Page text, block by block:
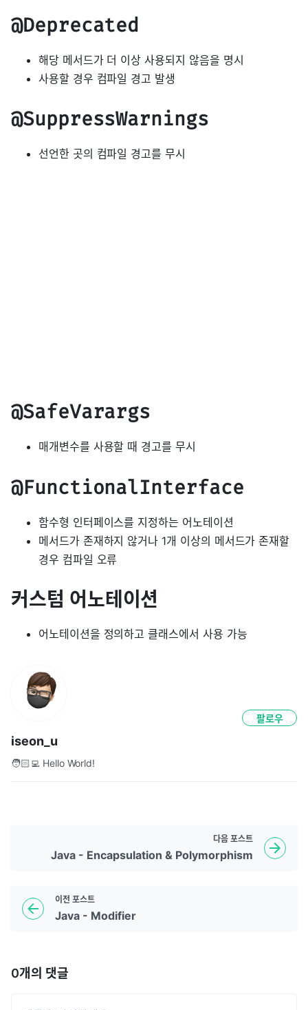
@Deprecated
해당 메서드가 더 이상 사용되지 않음을 명시
사용할 경우 컴파일 경고 발생
@SuppressWarnings
선언한 곳의 컴파일 경고를 무시
@SafeVarargs
매개변수를 사용할 때 경고를 무시
@FunctionalInterface
함수형 인터페이스를 지정하는 어노테이션
메서드가 존재하지 않거나 1개 이상의 메서드가 존재할
경우 컴파일 오류
커스텀 어노테이션
어노테이션을 정의하고 클래스에서 사용 가능
iseon_u
🧑🏻‍💻 Hello World!
팔로우
이전 포스트
Java - Modifier
다음 포스트
Java - Encapsulation & Polymorphism
0개의 댓글